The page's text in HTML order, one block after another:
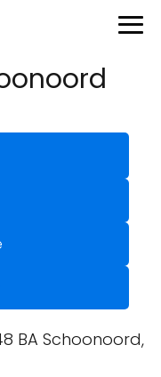
BA Schoonoord,